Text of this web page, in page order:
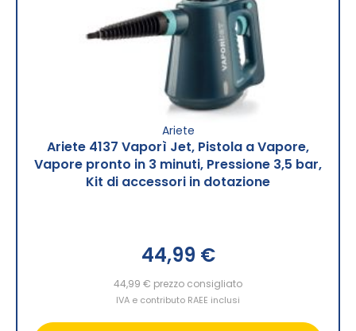
Ariete
Ariete 4137 Vaporì Jet, Pistola a Vapore,
Vapore pronto in 3 minuti, Pressione 3,5 bar,
Kit di accessori in dotazione
44,99 €
44,99 € prezzo consigliato
IVA e contributo RAEE inclusi